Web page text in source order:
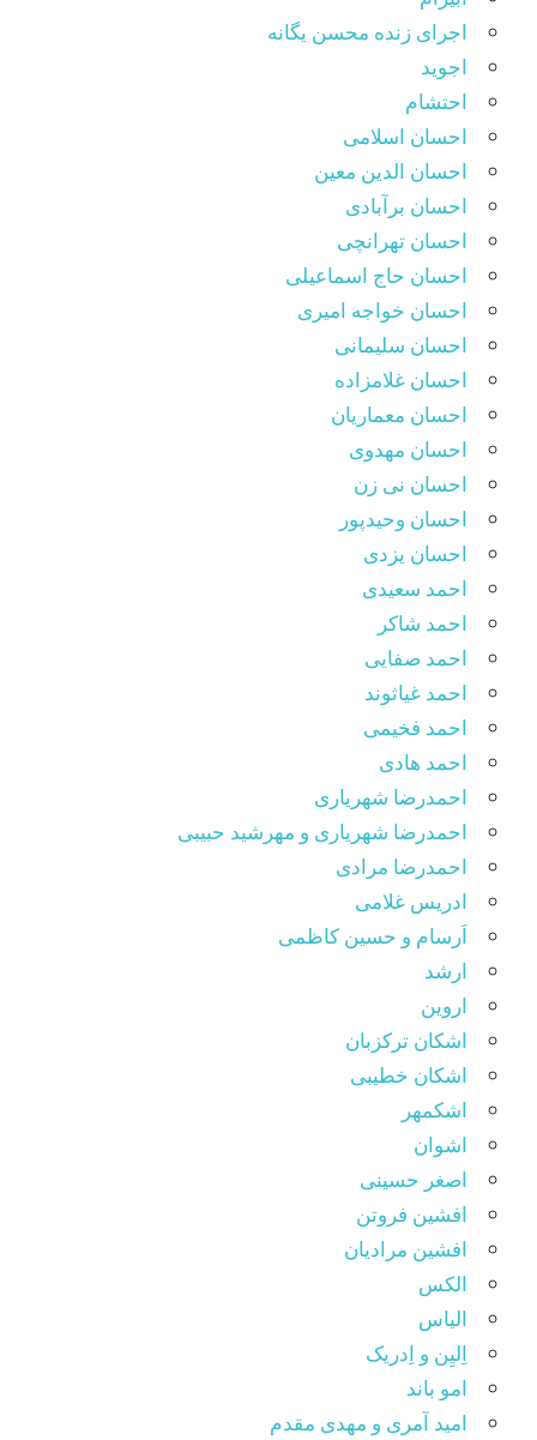
اجرای زنده محسن یگانه
اجوید
احتشام
احسان اسلامی
احسان الدین معین
احسان برآبادی
احسان تهرانچی
احسان حاج اسماعیلی
احسان خواجه امیری
احسان سلیمانی
احسان غلامزاده
احسان معماریان
احسان مهدوی
احسان نی زن
احسان وحیدپور
احسان یزدی
احمد سعیدی
احمد شاکر
احمد صفایی
احمد غیاثوند
احمد فخیمی
احمد هادی
احمدرضا شهریاری
احمدرضا شهریاری و مهرشید حبیبی
احمدرضا مرادی
ادریس غلامی
اَرسام و حسین کاظمی
ارشد
اروین
اشکان ترکزبان
اشکان خطیبی
اشکمهر
اشوان
اصغر حسینی
افشین فروتن
افشین مرادیان
الکس
الیاس
اِلیِن و اِدریک
امو باند
امید آمری و مهدی مقدم